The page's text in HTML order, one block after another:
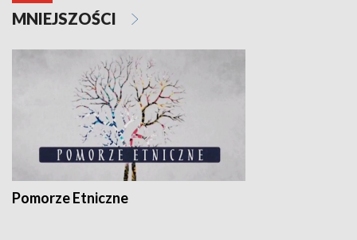
MNIEJSZOŚCI
Pomorze Etniczne